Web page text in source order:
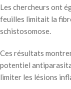
Les chercheurs ont
feuilles limitait la
schistosomose.
Ces résultats
potentiel
limiter les lésions